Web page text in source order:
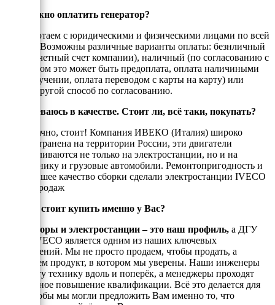
Как можно оплатить генератор?
Мы работаем с юридическими и физическими лицами по всей
России. Возможны различные варианты оплаты: безнличный
(на рассчетный счет компании), наличный (по согласованию с
енеджером это может быть предоплата, оплата наличиными
при получении, оплата переводом с карты на карту) или
любой другой способ по согласованию.
Я сомневаюсь в качестве. Стоит ли, всё таки, покупать?
Однозначно, стоит! Компания ИВЕКО (Италия) широко
распространена на территории России, эти двигатели
устанавливаются не только на электростанции, но и на
спецтехнику и грузовые автомобили. Ремонтопригодность и
высочайшее качество сборки сделали электростанции IVECO
хитом продаж
Почему стоит купить именно у Вас?
Генераторы и электростанции – это наш профиль, а ДГУ
серии IVECO является одним из наших ключевых
направлений. Мы не просто продаем, чтобы продать, а
реализуем продукт, в котором мы уверены. Наши инженеры
знают эту технику вдоль и поперёк, а менеджеры проходят
постоянное повышение квалификации. Всё это делается для
того, чтобы мы могли предложить Вам именно то, что